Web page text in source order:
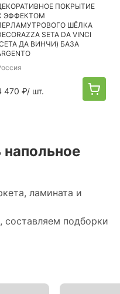
ПОКРЫТИЕ
ЭФФЕКТОМ
ШЁЛКА
SETA DA VINCI
ДА ВИНЧИ) БАЗА
470 ₽/ шт.
ламината и
подборки